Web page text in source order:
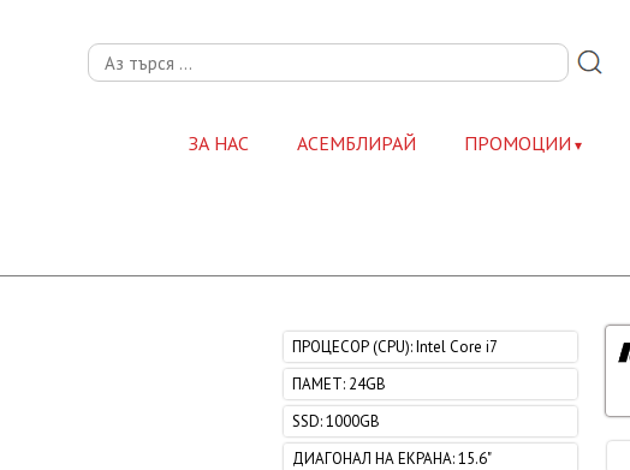
ЗА НАС АСЕМБЛИРАЙ ПРОМОЦИИ
ПРОЦЕСОР (CPU):Intel Core i7
ПАМЕТ: 24GB
SSD:1000GB
ДИАГОНАЛ НА ЕКРАНА:15.6"